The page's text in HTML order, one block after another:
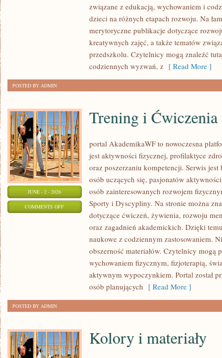
DOŚWIADCZENIA
związane z edukacją, wychowaniem i
dzieci na różnych etapach rozwoju. Na
merytoryczne publikacje dotyczące
kreatywnych zajęć, a także tematów
przedszkolu. Czytelnicy mogą znaleźć
codziennych wyzwań, z [ Read More ]
POSTED BY ADMIN
JUNE - 2 - 2026
COMMENTS OFFON
ĆWICZENIA
Trening i Ćwiczenia
portal AkademikaWF to nowoczesna
jest aktywności fizycznej, profilaktyce
oraz poszerzaniu kompetencji. Serwis
osób uczących się, pasjonatów
osób zainteresowanych rozwojem
Sporty i Dyscypliny. Na stronie można
dotyczące ćwiczeń, żywienia, rozwoju
oraz zagadnień akademickich. Dzięki
naukowe z codziennym zastosowaniem.
obszerność materiałów. Czytelnicy mogą
wychowaniem fizycznym, fizjoterapią,
aktywnym wypoczynkiem. Portal został
osób planujących [ Read More ]
POSTED BY ADMIN
Kolory i materiały